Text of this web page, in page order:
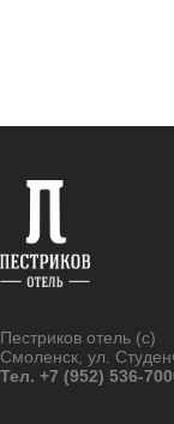
Пестриков отель (с)
Смоленск, ул.
Тел. +7 (952) 536-